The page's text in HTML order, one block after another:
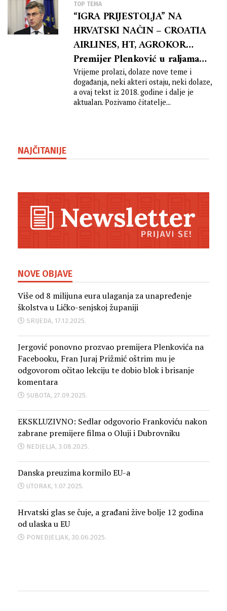
TOP TEMA
“IGRA PRIJESTOLJA” NA
HRVATSKI NAČIN – CROATIA
AIRLINES, HT, AGROKOR…
Premijer Plenković u raljama
interesa u “igri prijestolja”
obitelji Ivana Mišetića?!
Vrijeme prolazi, dolaze nove teme i
događanja, neki akteri ostaju, neki dolaze,
a ovaj tekst iz 2018. godine i dalje je
aktualan. Pozivamo čitatelje...
NAJČITANIJE
NOVE OBJAVE
Više od 8 milijuna eura ulaganja za unapređenje
školstva u Ličko-senjskoj županiji
SRIJEDA, 17.12.2025.
Jergović ponovno prozvao premijera Plenkovića na
Facebooku, Fran Juraj Prižmić oštrim mu je
odgovorom očitao lekciju te dobio blok i brisanje
komentara
SUBOTA, 27.09.2025.
EKSKLUZIVNO: Sedlar odgovorio Frankoviću nakon
zabrane premijere filma o Oluji i Dubrovniku
NEDJELJA, 3.08.2025.
Danska preuzima kormilo EU-a
UTORAK, 1.07.2025.
Hrvatski glas se čuje, a građani žive bolje 12 godina
od ulaska u EU
PONEDJELJAK, 30.06.2025.